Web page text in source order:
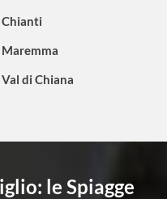
Chianti
Maremma
Val di Chiana
le Spiagge